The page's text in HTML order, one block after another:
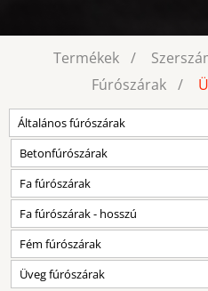
Termékek
Fúrószárak
Általános fúrószárak
Betonfúrószárak
Fa fúrószárak
Fa fúrószárak - hosszú
Fém fúrószárak
Üveg fúrószárak